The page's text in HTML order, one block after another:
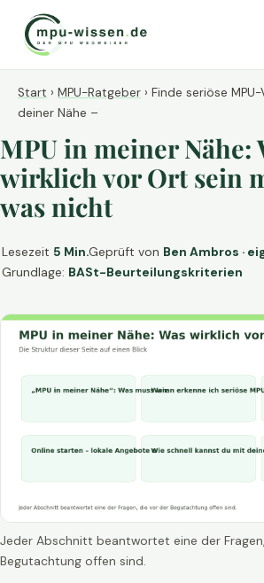
Start › MPU-Ratgeber › Finde seriöse
deiner Nähe –
MPU in meiner Nähe:
wirklich vor Ort sein
was nicht
Lesezeit 5 Min.Geprüft von Ben Ambros ·
Grundlage: BASt-Beurteilungskriterien
Jeder Abschnitt beantwortet eine der
Begutachtung offen sind.